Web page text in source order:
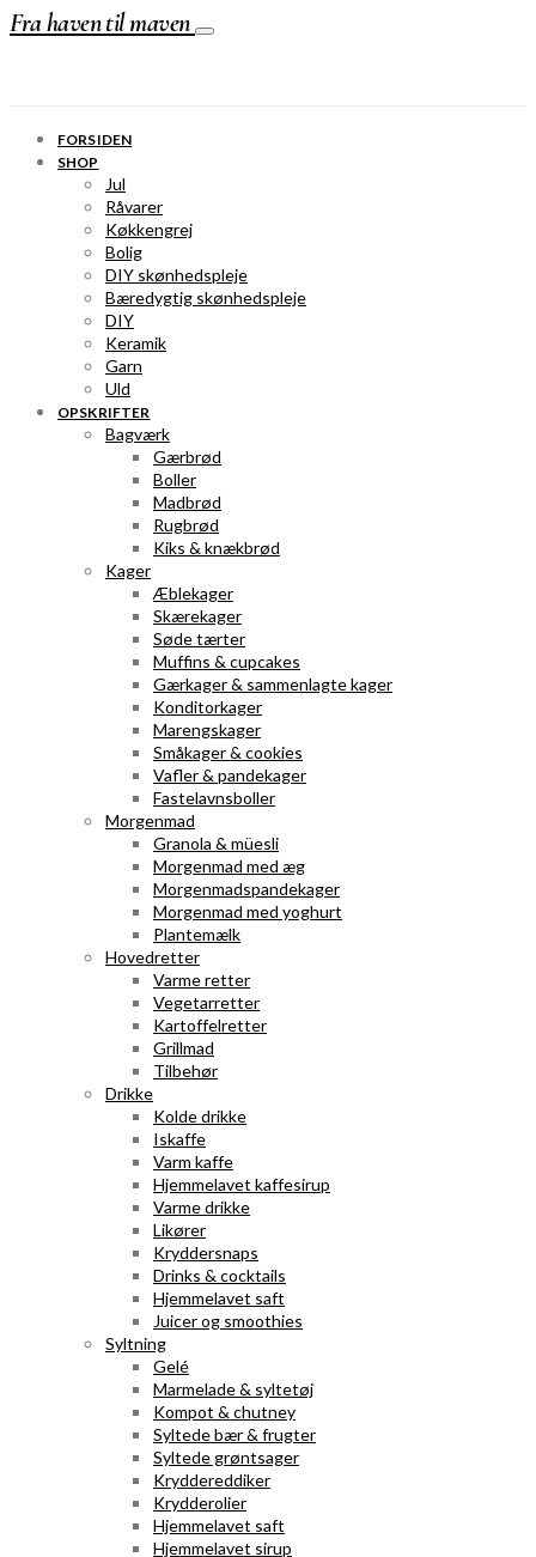
Fra haven til maven
FORSIDEN
SHOP
Jul
Råvarer
Køkkengrej
Bolig
DIY skønhedspleje
Bæredygtig skønhedspleje
DIY
Keramik
Garn
Uld
OPSKRIFTER
Bagværk
Gærbrød
Boller
Madbrød
Rugbrød
Kiks & knækbrød
Kager
Æblekager
Skærekager
Søde tærter
Muffins & cupcakes
Gærkager & sammenlagte kager
Konditorkager
Marengskager
Småkager & cookies
Vafler & pandekager
Fastelavnsboller
Morgenmad
Granola & müesli
Morgenmad med æg
Morgenmadspandekager
Morgenmad med yoghurt
Plantemælk
Hovedretter
Varme retter
Vegetarretter
Kartoffelretter
Grillmad
Tilbehør
Drikke
Kolde drikke
Iskaffe
Varm kaffe
Hjemmelavet kaffesirup
Varme drikke
Likører
Kryddersnaps
Drinks & cocktails
Hjemmelavet saft
Juicer og smoothies
Syltning
Gelé
Marmelade & syltetøj
Kompot & chutney
Syltede bær & frugter
Syltede grøntsager
Kryddereddiker
Krydderolier
Hjemmelavet saft
Hjemmelavet sirup